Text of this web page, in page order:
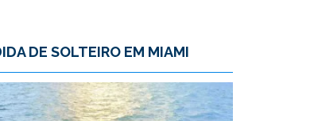
DE SOLTEIRO EM MIAMI